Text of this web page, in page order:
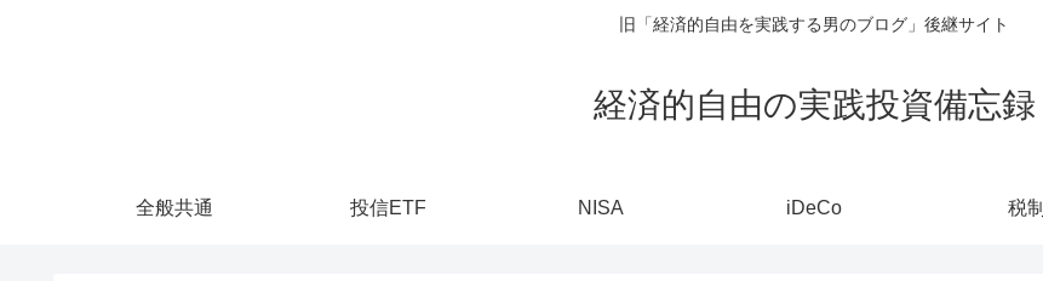
旧「経済的自由を実践する男のブログ」後継サイト
経済的自由の実践投資備忘録
全般共通 投信ETF NISA iDeCo 税制